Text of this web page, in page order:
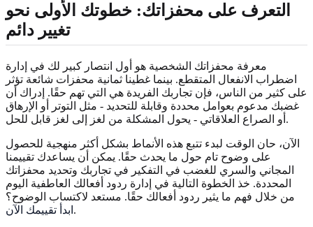
التعرف على محفزاتك: خطوتك الأولى نحو
تغيير دائم
معرفة محفزاتك الشخصية هو أول انتصار كبير لك في إدارة
اضطراب الانفعال المتقطع. بينما غطينا ثمانية محفزات شائعة تؤثر
على كثير من الناس، فإن تجاربك الفريدة هي التي تهم حقًا. إدراك أن
غضبك مدعوم بعوامل محددة وقابلة للتحديد - مثل التوتر أو الإرهاق
أو الصراع العلاقاتي - يحول المشكلة من لغز إلى لغز قابل للحل.
الآن، حان الوقت لبدء تتبع هذه الأنماط بشكل أكثر منهجية للحصول
على وضوح تام حول ما يحدث حقًا. يمكن أن يساعدك تقييمنا
المجاني والسري للغضب في التفكير في تجاربك وتحديد محفزاتك
المحددة. خذ الخطوة التالية في إدارة ردود أفعالك العاطفية اليوم
من خلال فهم ما يثير ردود أفعالك حقًا. مستعد لاكتساب الوضوح؟
ابدأ تقييمك الآن .